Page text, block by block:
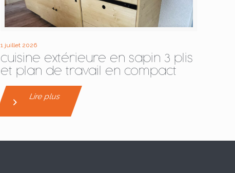
1 juillet 2026
cuisine extérieure en sapin 3 plis
et plan de travail en compact
Lire plus